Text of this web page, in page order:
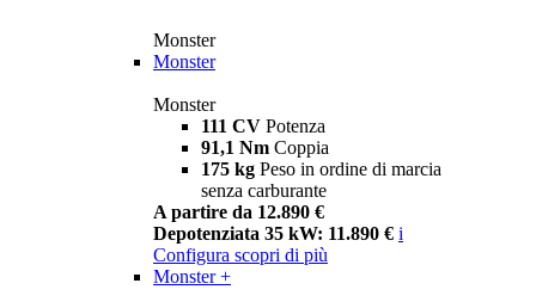
Monster
Monster
Monster
111 CV Potenza
91,1 Nm Coppia
175 kg Peso in ordine di marcia
senza carburante
A partire da 12.890 €
Depotenziata 35 kW: 11.890 € i
Configura scopri di più
Monster +